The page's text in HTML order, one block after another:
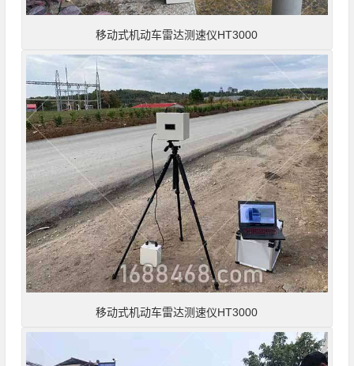
移动式机动车雷达测速仪HT3000
移动式机动车雷达测速仪HT3000